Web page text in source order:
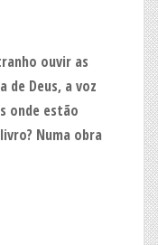
ouvir as
de Deus, a voz
onde estão
Numa obra